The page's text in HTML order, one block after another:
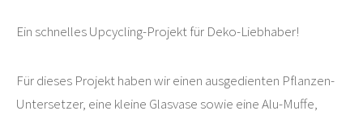
Ein schnelles Upcycling-Projekt für Deko-Liebhaber!
Für dieses Projekt haben wir einen ausgedienten Pflanzen-
Untersetzer, eine kleine Glasvase sowie eine Alu-Muffe,